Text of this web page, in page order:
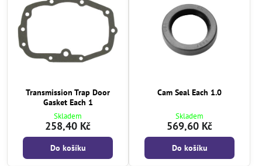
Transmission Trap Door
Gasket Each 1
Skladem
258,40 Kč
Do košíku
Cam Seal Each 1.0
Skladem
569,60 Kč
Do košíku